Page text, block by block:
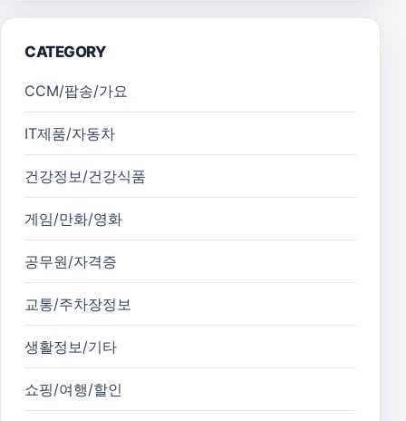
CATEGORY
CCM/팝송/가요
IT제품/자동차
건강정보/건강식품
게임/만화/영화
공무원/자격증
교통/주차장정보
생활정보/기타
쇼핑/여행/할인